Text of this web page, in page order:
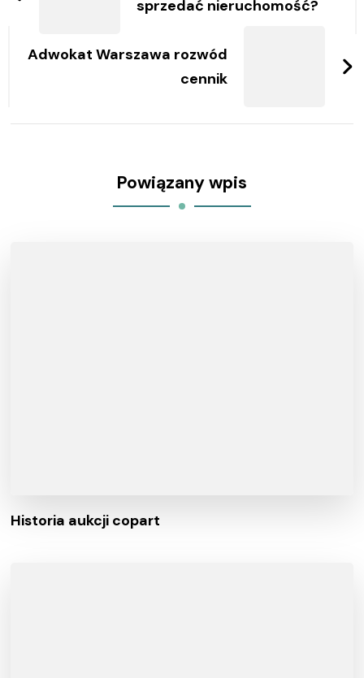
sprzedać nieruchomość?
Adwokat Warszawa rozwód
cennik
Powiązany wpis
Historia aukcji copart